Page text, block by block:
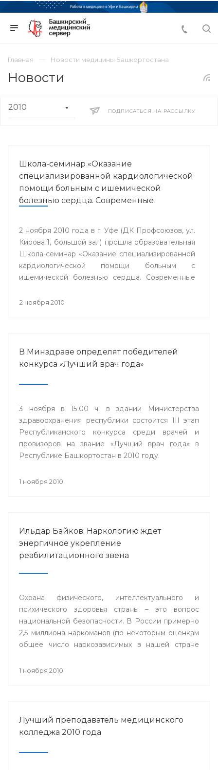
Главная Новости медицины Башкортостана
Новости
ПОДПИСАТЬСЯ НА РАССЫЛКУ
Школа-семинар «Оказание
специализированной кардиологической
помощи больным с ишемической
болезнью сердца. Современные
2 ноября 2010 года в г. Уфе (ДК Профсоюзов, ул.
Кирова 1, большой зал) прошла образовательная
Школа-семинар «Оказание специализированной
кардиологической помощи больным с
ишемической болезнью сердца. Современные
2 ноября 2010
В Минздраве определят победителей
конкурса «Лучший врач года»
3 ноября в 15.00 ч. в здании Министерства
здравоохранения республики состоится III этап
Республиканского конкурса среди врачей и
провизоров на звание «Лучший врач года» в
Республике Башкортостан в 2010 году.
1 ноября 2010
Ильдар Байков: Наркологию ждет
энергичное укрепление
реабилитационного звена
Охрана физического, интеллектуального и
психического здоровья страны – это вопрос
национальной безопасности. В России примерно
2,5 миллиона наркоманов (по некоторым оценкам
общее число наркозависимых в нашей стране
1 ноября 2010
Лучший преподаватель медицинского
колледжа 2010 года